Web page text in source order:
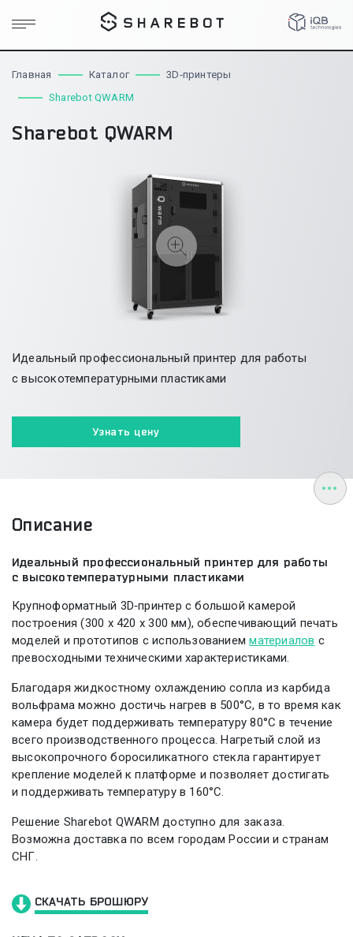
Главная Каталог
3D‑принтеры
Sharebot QWARM
Sharebot QWARM
Идеальный профессиональный принтер для работы
с высокотемпературными пластиками
Узнать цену
Описание
Идеальный профессиональный принтер для работы
с высокотемпературными пластиками
Крупноформатный 3D‑принтер с большой камерой
построения (300 x 420 x 300 мм), обеспечивающий печать
моделей и прототипов с использованиемматериалов с
превосходными техническими характеристиками.
Благодаря жидкостному охлаждению сопла из карбида
вольфрама можно достичь нагрев в 500°C, в то время как
камера будет поддерживать температуру 80°C в течение
всего производственного процесса. Нагретый слой из
высокопрочного боросиликатного стекла гарантирует
крепление моделей к платформе и позволяет достигать
и поддерживать температуру в 160°C.
Решение Sharebot QWARM доступно для заказа.
Возможна доставка по всем городам России и странам
СНГ.
СКАЧАТЬ БРОШЮРУ